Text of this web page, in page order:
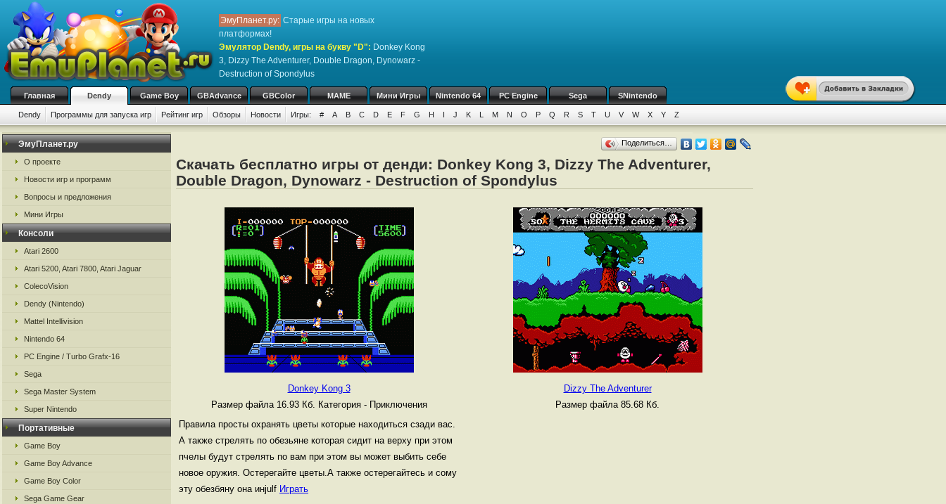
ЭмуПланет.ру: Старые игры на новых
платформах!
Эмулятор Dendy, игры на букву "D": Donkey Kong
3, Dizzy The Adventurer, Double Dragon, Dynowarz -
Destruction of Spondylus
Главная Dendy Game Boy GBAdvance GBColor MAME Мини Игры Nintendo 64 PC Engine Sega SNintendo
Dendy Программы для запуска игр Рейтинг игр Обзоры Новости Игры: # A B C D E F G H I J K L M N O P Q R S T U V W X Y Z
ЭмуПланет.ру
О проекте
Новости игр и программ
Вопросы и предложения
Мини Игры
Консоли
Atari 2600
Atari 5200, Atari 7800, Atari Jaguar
ColecoVision
Dendy (Nintendo)
Mattel Intellivision
Nintendo 64
PC Engine / Turbo Grafx-16
Sega
Sega Master System
Super Nintendo
Портативные
Game Boy
Game Boy Advance
Game Boy Color
Sega Game Gear
Поделиться…
Скачать бесплатно игры от денди: Donkey Kong 3, Dizzy The Adventurer,
Double Dragon, Dynowarz - Destruction of Spondylus
Donkey Kong 3
Размер файла 16.93 Кб. Категория - Приключения
Правила просты охранять цветы которые находиться сзади вас.
А также стрелять по обезьяне которая сидит на верху при этом
пчелы будут стрелять по вам при этом вы может выбить себе
новое оружия. Остерегайте цветы.А также остерегайтесь и сому
эту обезбяну она инjulf Играть
Dizzy The Adventurer
Размер файла 85.68 Кб.